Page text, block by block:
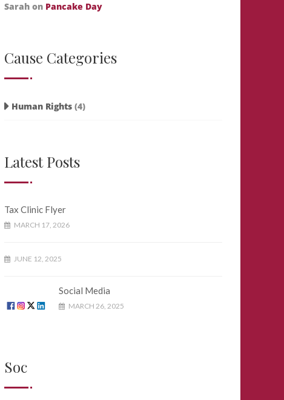
Sarah on Pancake Day
Cause Categories
Human Rights (4)
Latest Posts
Tax Clinic Flyer
MARCH 17, 2026
JUNE 12, 2025
Social Media
MARCH 26, 2025
Soc